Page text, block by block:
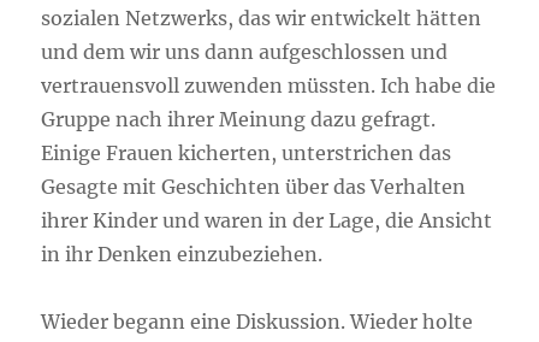
sozialen Netzwerks, das wir entwickelt hätten
und dem wir uns dann aufgeschlossen und
vertrauensvoll zuwenden müssten. Ich habe die
Gruppe nach ihrer Meinung dazu gefragt.
Einige Frauen kicherten, unterstrichen das
Gesagte mit Geschichten über das Verhalten
ihrer Kinder und waren in der Lage, die Ansicht
in ihr Denken einzubeziehen.
Wieder begann eine Diskussion. Wieder holte